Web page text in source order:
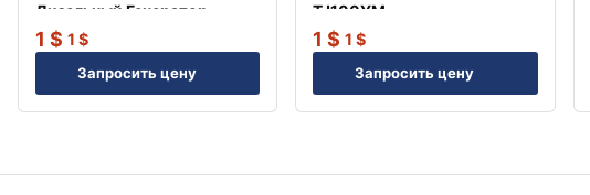
Дизельный Генератор
TJ100BD
1$ 1$
Запросить цену
TJ100YM
1$ 1$
Запросить цену